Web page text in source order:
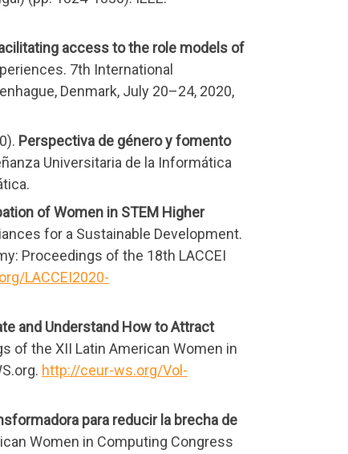
access to the role models of
7th International
Denmark, July 20–24, 2020,
Perspectiva de género y fomento
Universitaria de la Informática
of Women in STEM Higher
for a Sustainable Development.
Proceedings of the 18th LACCEI
LACCEI2020-
and Understand How to Attract
of the XII Latin American Women in
http://ceur-ws.org/Vol-
para reducir la brecha de
Women in Computing Congress